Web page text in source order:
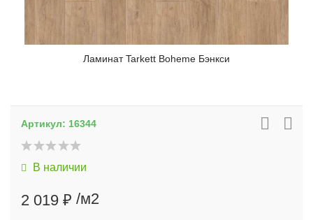
Ламинат Tarkett Boheme Бэнкси
Артикул: 16344
В наличии
2 019 ₽ /м2